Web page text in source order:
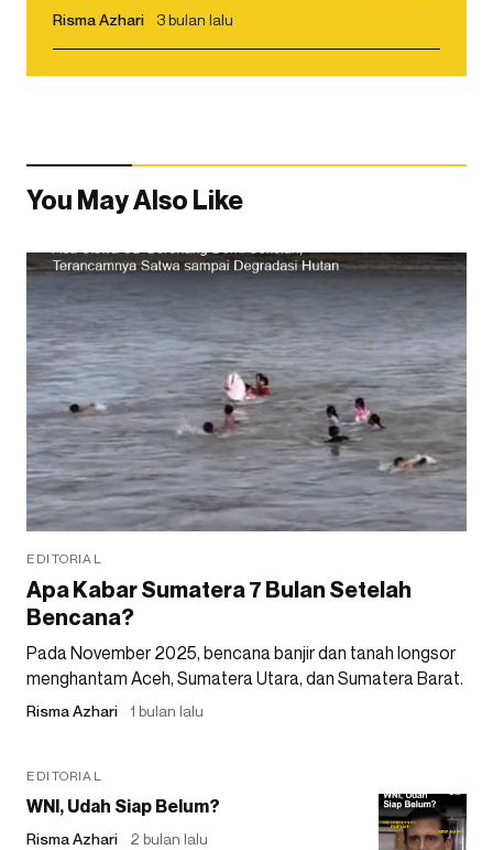
Risma Azhari 3 bulan lalu
You May Also Like
EDITORIAL
Apa Kabar Sumatera 7 Bulan Setelah
Bencana?
Pada November 2025, bencana banjir dan tanah longsor
menghantam Aceh, Sumatera Utara, dan Sumatera Barat.
Risma Azhari 1 bulan lalu
EDITORIAL
WNI, Udah Siap Belum?
Risma Azhari 2 bulan lalu